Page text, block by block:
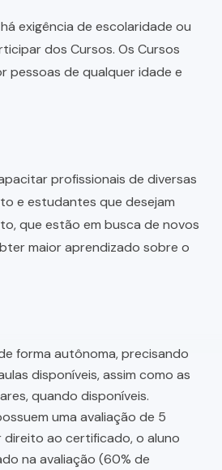
exigência de escolaridade ou
dos Cursos. Os Cursos
pessoas de qualquer idade e
profissionais de diversas
e estudantes que desejam
que estão em busca de novos
maior aprendizado sobre o
forma autônoma, precisando
disponíveis, assim como as
quando disponíveis.
uma avaliação de 5
direito ao certificado, o aluno
na avaliação (60% de